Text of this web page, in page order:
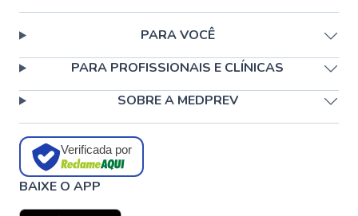
PARA VOCÊ
PARA PROFISSIONAIS E CLÍNICAS
SOBRE A MEDPREV
Verificada por
BAIXE O APP